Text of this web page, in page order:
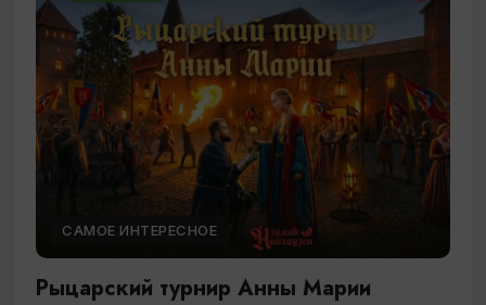
САМОЕ ИНТЕРЕСНОЕ
Рыцарский турнир Анны Марии